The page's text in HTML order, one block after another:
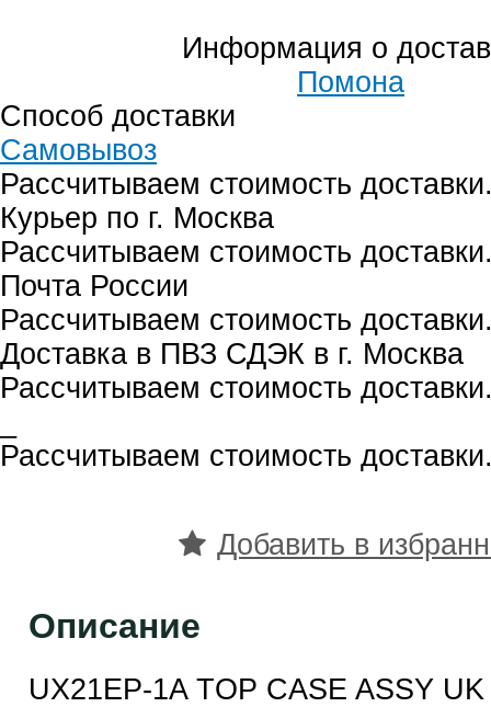
Информация о
Помона
Способ доставки
Самовывоз
Рассчитываем стоимость
Курьер по г. Москва
Рассчитываем стоимость
Почта России
Рассчитываем стоимость
Доставка в ПВЗ СДЭК в г. Москва
Рассчитываем стоимость
Рассчитываем стоимость
Добавить в
Описание
UX21EP-1A TOP CASE ASSY UK